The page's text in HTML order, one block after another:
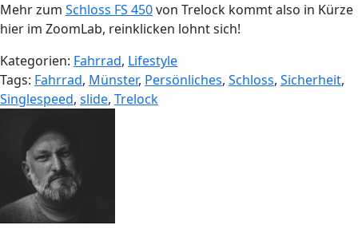
Mehr zum Schloss FS 450von Trelock kommt also in Kürze
hier im ZoomLab, reinklicken lohnt sich!
Kategorien: Fahrrad, Lifestyle
Tags: Fahrrad, Münster, Persönliches, Schloss, Sicherheit,
Singlespeed, slide, Trelock